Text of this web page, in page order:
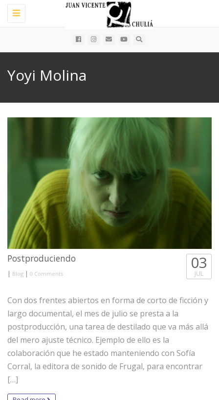
Toggle
navigation
Yoyi Molina
Postproduciendo
| Blog | 0 Comments
03
JUL
Con dos frentes abiertos en forma de corto de ficción y
largo documental, el mes de julio se presta a la
postproducción, una tarea de destilado que va más allá
del mero ajuste técnico. Ejemplo de ello es la
colaboración que he estado manteniendo con Sofía
Corral, la editora de sonido de Frugal, para encontrar
[…]